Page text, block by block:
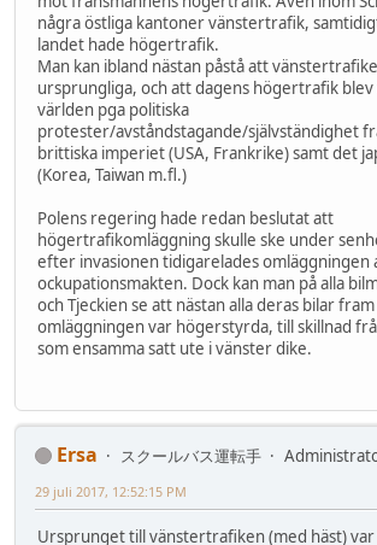
några östliga kantoner vänstertrafik,
landet hade högertrafik.
Man kan ibland nästan påstå att
ursprungliga, och att dagens högertrafik
världen pga politiska
protester/avståndstagande/självständighet
brittiska imperiet (USA, Frankrike) samt det
(Korea, Taiwan m.fl.)
Polens regering hade redan beslutat att
högertrafikomläggning skulle ske under
efter invasionen tidigarelades omläggningen
ockupationsmakten. Dock kan man på alla
och Tjeckien se att nästan alla deras bilar
omläggningen var högerstyrda, till skillnad
som ensamma satt ute i vänster dike.
Ersa スクールバス運転手
29 juli 2017, 12:52:15 PM
Ursprunget till vänstertrafiken (med häst) var